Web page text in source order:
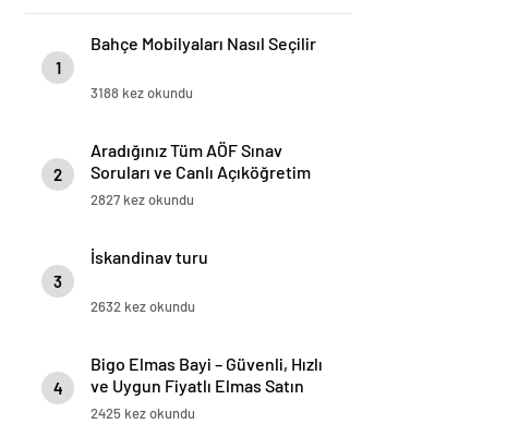
1
Bahçe Mobilyaları Nasıl Seçilir
3188 kez okundu
2
Aradığınız Tüm AÖF Sınav
Soruları ve Canlı Açıköğretim
Forumu Burada
2827 kez okundu
3
İskandinav turu
2632 kez okundu
4
Bigo Elmas Bayi – Güvenli, Hızlı
ve Uygun Fiyatlı Elmas Satın
Almanın Yeni Adresi
2425 kez okundu